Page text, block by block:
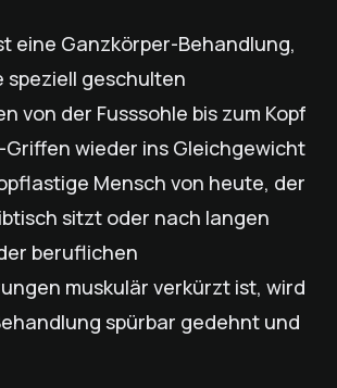
eine Ganzkörper-Behandlung,
speziell geschulten
von der Fusssohle bis zum Kopf
Griffen wieder ins Gleich­­­gewicht
Mensch von heute, der
sitzt oder nach langen
beruflichen
muskulär verkürzt ist, wird
spürbar gedehnt und